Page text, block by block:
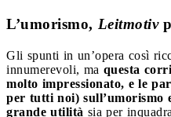
L’umorismo, Leitmotiv
Gli spunti in un’opera così
innumerevoli, ma questa
molto impressionato, e le
per tutti noi) sull’umorismo
grande utilità sia per